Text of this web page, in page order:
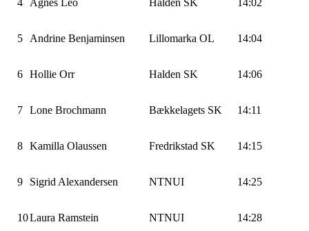
5 Andrine Benjaminsen Lillomarka OL 14:04
6 Hollie Orr Halden SK 14:06
7 Lone Brochmann Bækkelagets SK 14:11
8 Kamilla Olaussen Fredrikstad SK 14:15
9 Sigrid Alexandersen NTNUI 14:25
10Laura Ramstein NTNUI 14:28